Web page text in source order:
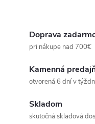
Doprava
pri nákupe nad 700€
Kamenná
otvorená 6 dní v
Skladom
skutočná skladová